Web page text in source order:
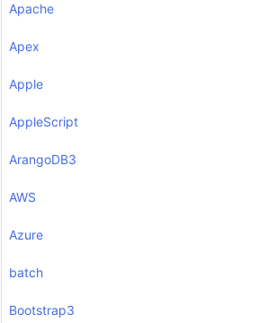
Apache
Apex
Apple
AppleScript
ArangoDB3
AWS
Azure
batch
Bootstrap3